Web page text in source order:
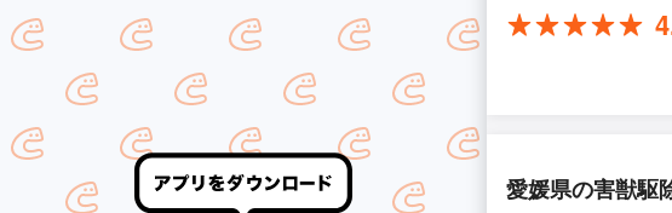
愛媛県の害獣駆